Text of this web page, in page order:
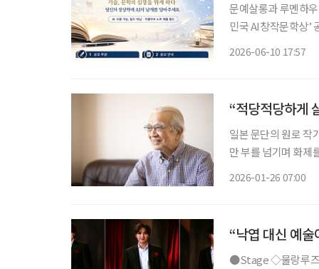
문예살롱과 루멘하
민국 AI창작문학상’ 공모전을 개최한
2026-06-10 17:57
“적당적당하게
일본 문단의 원로 작
만 부를 넘기며 화제
2026-01-26 07:00
“낙엽 대신 예
●Stage ◇물랑루즈! 일정 11월 27일 ~ 2026년 2월 22일 장소 블루스퀘어 신한카드홀 연출